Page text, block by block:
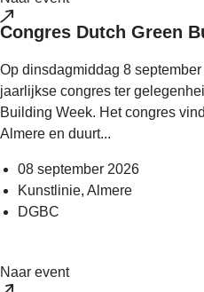
Congres Dutch Green
Op dinsdagmiddag 8
jaarlijkse congres ter
Building Week. Het congres
Almere en duurt...
08 september 2026
Kunstlinie, Almere
DGBC
Naar event